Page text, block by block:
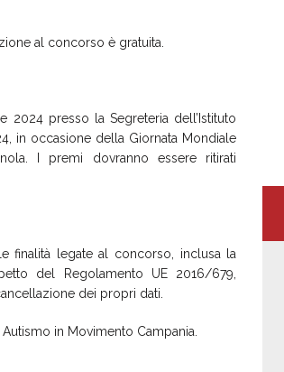
al concorso è gratuita.
presso la Segreteria dell’Istituto
in occasione della Giornata Mondiale
I premi dovranno essere ritirati
finalità legate al concorso, inclusa la
del Regolamento UE 2016/679,
dei propri dati.
in Movimento Campania.